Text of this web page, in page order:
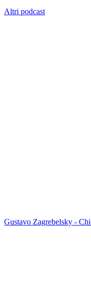
Altri podcast
Gustavo Zagrebelsky -